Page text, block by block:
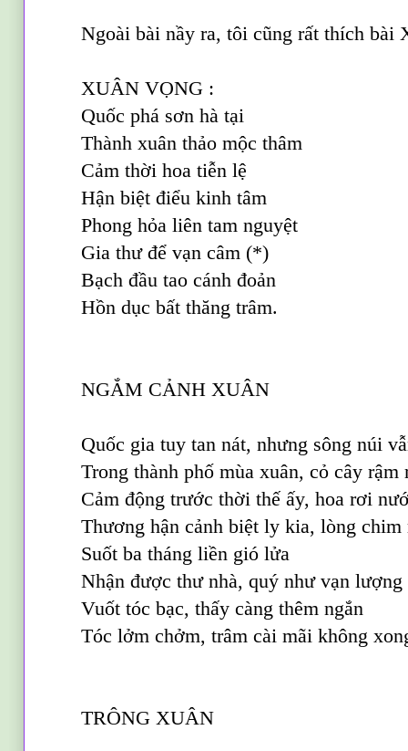
Ngoài bài nầy ra, tôi cũng rất thích bài
XUÂN VỌNG :
Quốc phá sơn hà tại
Thành xuân thảo mộc thâm
Cảm thời hoa tiễn lệ
Hận biệt điểu kinh tâm
Phong hỏa liên tam nguyệt
Gia thư để vạn câm (*)
Bạch đầu tao cánh đoản
Hồn dục bất thăng trâm.
NGẮM CẢNH XUÂN
Quốc gia tuy tan nát, nhưng sông núi
Trong thành phố mùa xuân, cỏ cây rậm
Cảm động trước thời thế ấy, hoa rơi
Thương hận cảnh biệt ly kia, lòng chim
Suốt ba tháng liền gió lửa
Nhận được thư nhà, quý như vạn lượng
Vuốt tóc bạc, thấy càng thêm ngắn
Tóc lởm chởm, trâm cài mãi không
TRÔNG XUÂN